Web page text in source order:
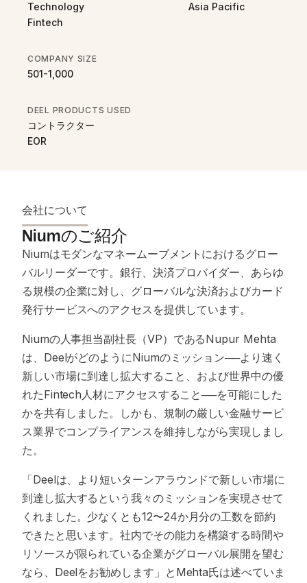
Technology
Fintech
Asia Pacific
COMPANY SIZE
501-1,000
DEEL PRODUCTS USED
コントラクター
EOR
会社について
Niumのご紹介
Niumはモダンなマネームーブメントにおけるグロー
バルリーダーです。銀行、決済プロバイダー、あらゆ
る規模の企業に対し、グローバルな決済およびカード
発行サービスへのアクセスを提供しています。
Niumの人事担当副社長（VP）であるNupur Mehta
は、DeelがどのようにNiumのミッション──より速く
新しい市場に到達し拡大すること、および世界中の優
れたFintech人材にアクセスすること──を可能にした
かを共有しました。しかも、規制の厳しい金融サービ
ス業界でコンプライアンスを維持しながら実現しまし
た。
「Deelは、より短いターンアラウンドで新しい市場に
到達し拡大するという我々のミッションを実現させて
くれました。少なくとも12〜24か月分の工数を節約
できたと思います。社内でその能力を構築する時間や
リソースが限られている企業がグローバル展開を望む
なら、Deelをお勧めします」とMehta氏は述べていま